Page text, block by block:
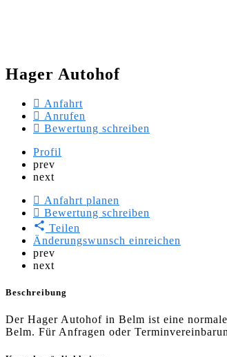
Hager Autohof
Anfahrt
Anrufen
Bewertung schreiben
Profil
prev
next
Anfahrt planen
Bewertung schreiben
Teilen
Änderungswunsch einreichen
prev
next
Beschreibung
Der Hager Autohof in Belm ist eine
Belm. Für Anfragen oder